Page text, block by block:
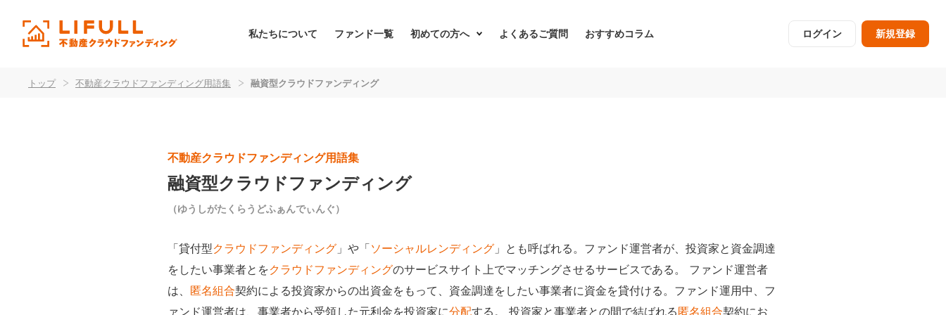
私たちについて ファンド一覧 初めての方へ よくあるご質問 おすすめコラム ログイン 新規登録
トップ > 不動産クラウドファンディング用語集 > 融資型クラウドファンディング
不動産クラウドファンディング用語集
融資型クラウドファンディング
（ゆうしがたくらうどふぁんでぃんぐ）
「貸付型クラウドファンディング 」や「ソーシャルレンディング 」とも呼ばれる。ファンド運営者が、投資家と資金調達
をしたい事業者とをクラウドファンディングのサービスサイト上でマッチングさせるサービスである。 ファンド運営者
は、 匿名組合契約による投資家からの出資金をもって、資金調達をしたい事業者に資金を貸付ける。ファンド運用中、フ
ァンド運営者は、事業者から受領した元利金を投資家に分配する。 投資家と事業者との間で結ばれる匿名組合契約にお